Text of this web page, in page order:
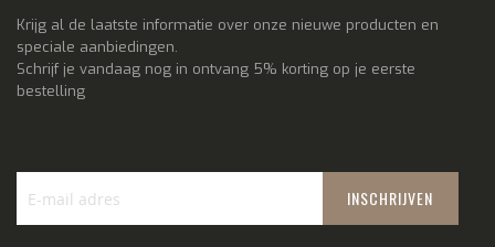
Krijg al de laatste informatie over onze nieuwe producten en
speciale aanbiedingen.
Schrijf je vandaag nog in ontvang 5% korting op je eerste
bestelling
INSCHRIJVEN